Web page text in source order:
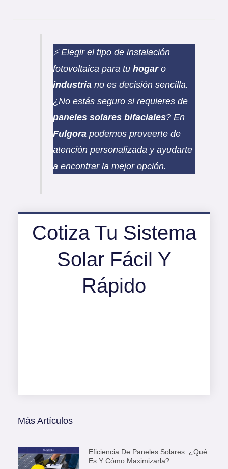
⚡️ Elegir el tipo de instalación
fotovoltaica para tu hogaro
industriano es decisión sencilla.
¿No estás seguro si requieres de
paneles solares bifaciales? En
Fulgorapodemos proveerte de
atención personalizada y ayudarte
a encontrar la mejor opción.
Cotiza Tu Sistema
Solar Fácil Y
Rápido
Más Artículos
Eficiencia De Paneles Solares: ¿Qué
Es Y Cómo Maximizarla?